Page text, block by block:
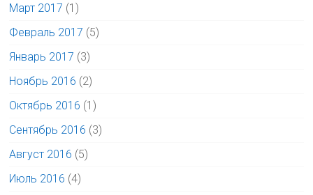
Март 2017 (1)
Февраль 2017 (5)
Январь 2017 (3)
Ноябрь 2016 (2)
Октябрь 2016 (1)
Сентябрь 2016 (3)
Август 2016 (5)
Июль 2016 (4)